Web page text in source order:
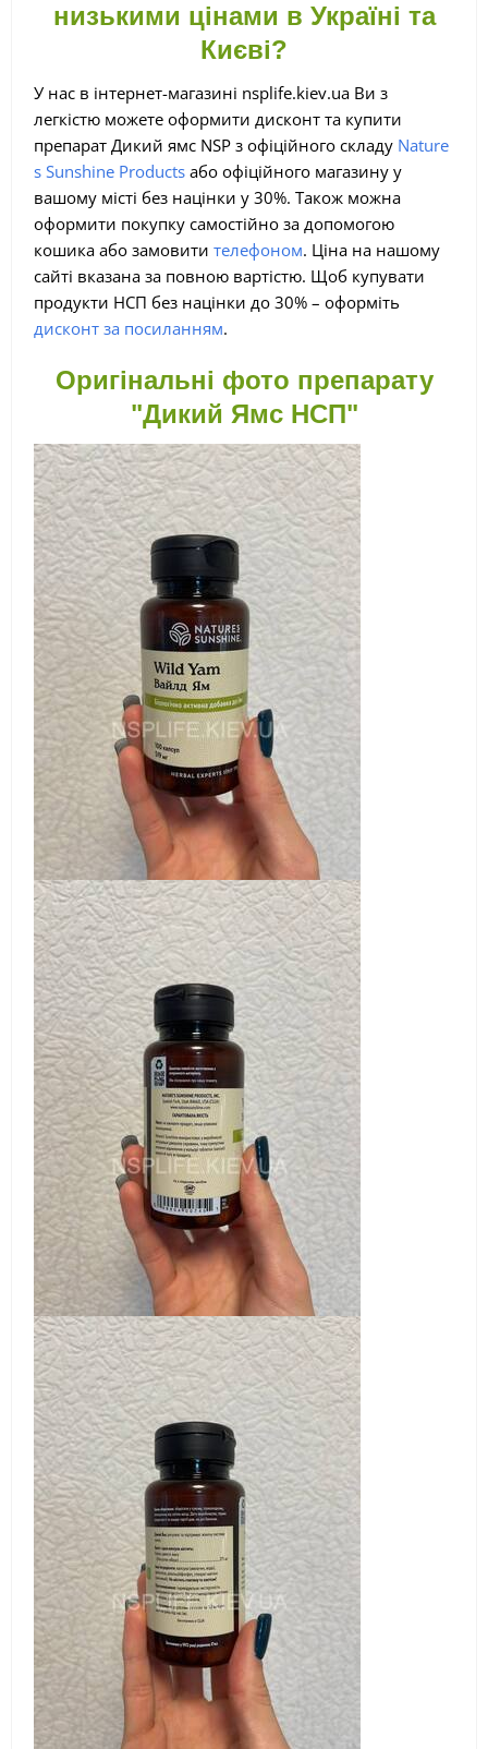
низькими цінами в Україні та
Києві?
У нас в інтернет-магазині nsplife.kiev.ua Ви з
легкістю можете оформити дисконт та купити
препарат Дикий ямс NSP з офіційного складу Nature
s Sunshine Products або офіційного магазину у
вашому місті без націнки у 30%. Також можна
оформити покупку самостійно за допомогою
кошика або замовити телефоном. Ціна на нашому
сайті вказана за повною вартістю. Щоб купувати
продукти НСП без націнки до 30% – оформіть
дисконт за посиланням.
Оригінальні фото препарату
"Дикий Ямс НСП"